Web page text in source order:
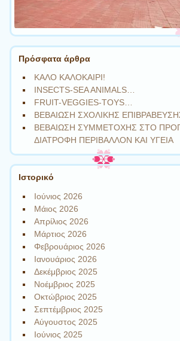
Πρόσφατα άρθρα
ΚΑΛΟ ΚΑΛΟΚΑΙΡΙ!
INSECTS-SEA ANIMALS…
FRUIT-VEGGIES-TOYS…
ΒΕΒΑΙΩΣΗ ΣΧΟΛΙΚΗΣ
ΒΕΒΑΙΩΣΗ ΣΥΜΜΕΤΟΧΗΣ ΣΤΟ
ΔΙΑΤΡΟΦΗ ΠΕΡΙΒΑΛΛΟΝ ΚΑΙ ΥΓΕΙΑ
Ιστορικό
Ιούνιος 2026
Μάιος 2026
Απρίλιος 2026
Μάρτιος 2026
Φεβρουάριος 2026
Ιανουάριος 2026
Δεκέμβριος 2025
Νοέμβριος 2025
Οκτώβριος 2025
Σεπτέμβριος 2025
Αύγουστος 2025
Ιούνιος 2025